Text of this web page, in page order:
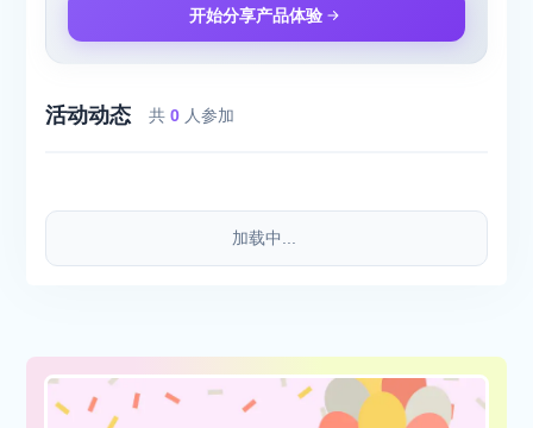
开始分享产品体验
活动动态 共0 人参加
加载中...